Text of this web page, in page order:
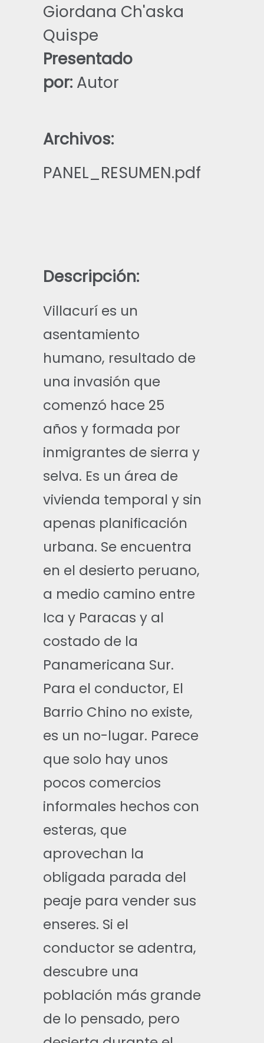
Giordana Ch'aska
Quispe
Presentado
por: Autor
Archivos:
PANEL_RESUMEN.pdf
Descripción:
Villacurí es un
asentamiento
humano, resultado de
una invasión que
comenzó hace 25
años y formada por
inmigrantes de sierra y
selva. Es un área de
vivienda temporal y sin
apenas planificación
urbana. Se encuentra
en el desierto peruano,
a medio camino entre
Ica y Paracas y al
costado de la
Panamericana Sur.
Para el conductor, El
Barrio Chino no existe,
es un no-lugar. Parece
que solo hay unos
pocos comercios
informales hechos con
esteras, que
aprovechan la
obligada parada del
peaje para vender sus
enseres. Si el
conductor se adentra,
descubre una
población más grande
de lo pensado, pero